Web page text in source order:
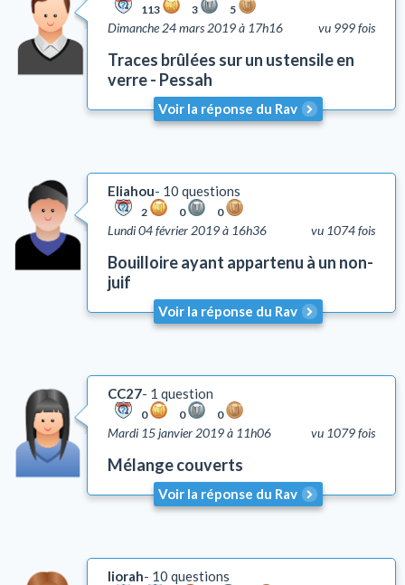
113 3 5
vu 999 fois
Dimanche 24 mars 2019 à 17h16
Traces brûlées sur un ustensile en
verre - Pessah
Voir la réponse du Rav
Eliahou 10 questions
2 0 0
vu 1074 fois
Lundi 04 février 2019 à 16h36
Bouilloire ayant appartenu à un non-
juif
Voir la réponse du Rav
CC27 1 question
0 0 0
vu 1079 fois
Mardi 15 janvier 2019 à 11h06
Mélange couverts
Voir la réponse du Rav
liorah 10 questions